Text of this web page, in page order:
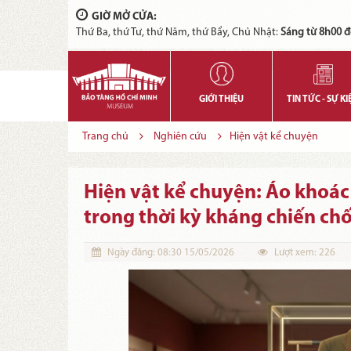
GIỜ MỞ CỬA:
Thứ Ba, thứ Tư, thứ Năm, thứ Bẩy, Chủ Nhật: Sáng từ 8h00
GIỚI THIỆU TIN TỨC - SỰ
Trang chủ Nghiên cứu Hiện vật kể chuyện
Hiện vật kể chuyện: Áo
trong thời kỳ kháng chiến
Ngày đăng: 08:30 15/05/2026 Lượt xem: 226